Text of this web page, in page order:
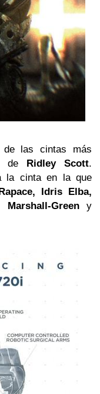
las cintas más
Ridley Scott.
la cinta en la que
Idris Elba,
Greeny